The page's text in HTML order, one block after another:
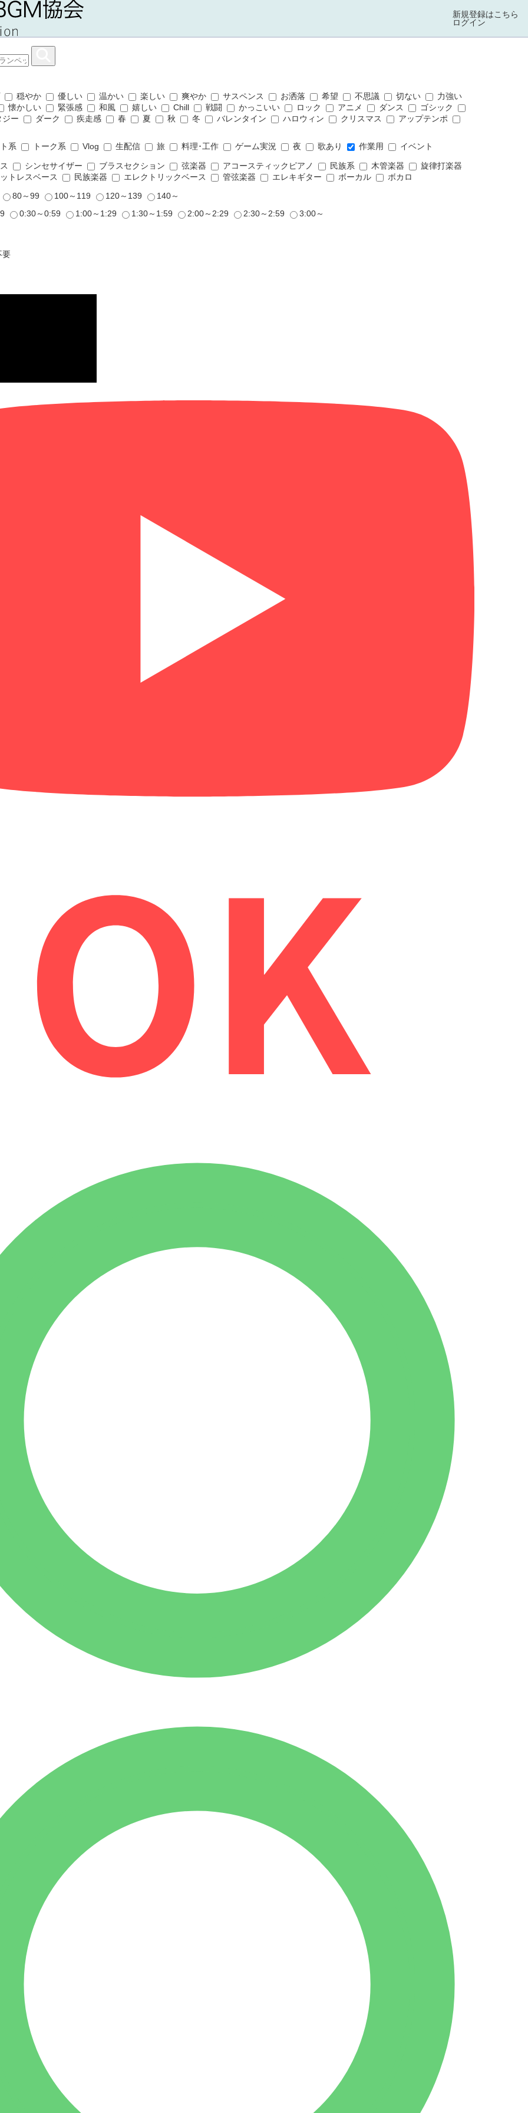
新規登録はこちら
ログイン
穏やか 優しい 温かい 楽しい 爽やか サスペンス お洒落 希望 不思議 切ない
力強い
懐かしい
緊張感 和風 嬉しい Chill 戦闘 かっこいい ロック アニメ ダンス
ゴシック
ー
ダーク 疾走感 春 夏 秋 冬 バレンタイン ハロウィン クリスマス アップテンポ
系 トーク系 Vlog 生配信 旅 料理･工作 ゲーム実況 夜 歌あり 作業用 イベント
シンセサイザー ブラスセクション 弦楽器 アコースティックピアノ 民族系 木管楽器
旋律打楽器
トレスベース
民族楽器 エレクトリックベース 管弦楽器 エレキギター ボーカル
ボカロ
80～99 100～119 120～139
140～
0:30～0:59 1:00～1:29 1:30～1:59 2:00～2:29 2:30～2:59 3:00～
要